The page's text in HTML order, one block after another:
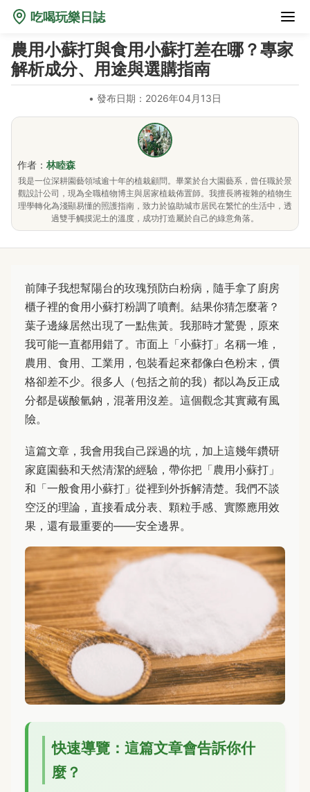
吃喝玩樂日誌
農用小蘇打與食用小蘇打差在哪？專家
解析成分、用途與選購指南
• 發布日期：2026年04月13日
作者： 林睦森
我是一位深耕園藝領域逾十年的植栽顧問。畢業於台大園藝系，曾任職於景
觀設計公司，現為全職植物博主與居家植栽佈置師。我擅長將複雜的植物生
理學轉化為淺顯易懂的照護指南，致力於協助城市居民在繁忙的生活中，透
過雙手觸摸泥土的溫度，成功打造屬於自己的綠意角落。
前陣子我想幫陽台的玫瑰預防白粉病，隨手拿了廚房
櫃子裡的食用小蘇打粉調了噴劑。結果你猜怎麼著？
葉子邊緣居然出現了一點焦黃。我那時才驚覺，原來
我可能一直都用錯了。市面上「小蘇打」名稱一堆，
農用、食用、工業用，包裝看起來都像白色粉末，價
格卻差不少。很多人（包括之前的我）都以為反正成
分都是碳酸氫鈉，混著用沒差。這個觀念其實藏有風
險。
這篇文章，我會用我自己踩過的坑，加上這幾年鑽研
家庭園藝和天然清潔的經驗，帶你把「農用小蘇打」
和「一般食用小蘇打」從裡到外拆解清楚。我們不談
空泛的理論，直接看成分表、顆粒手感、實際應用效
果，還有最重要的——安全邊界。
快速導覽：這篇文章會告訴你什
麼？